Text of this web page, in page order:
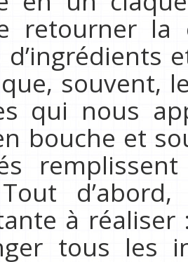
retourner la
souvent,
qui nous
bouche et
à
tous les